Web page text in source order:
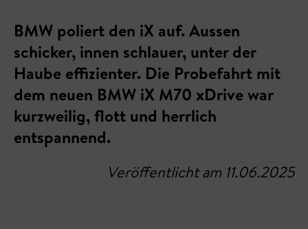
BMW poliert den iX auf. Aussen
schicker, innen schlauer, unter der
Haube effizienter. Die Probefahrt mit
dem neuen BMW iX M70 xDrive war
kurzweilig, flott und herrlich
entspannend.
Veröffentlicht am 11.06.2025